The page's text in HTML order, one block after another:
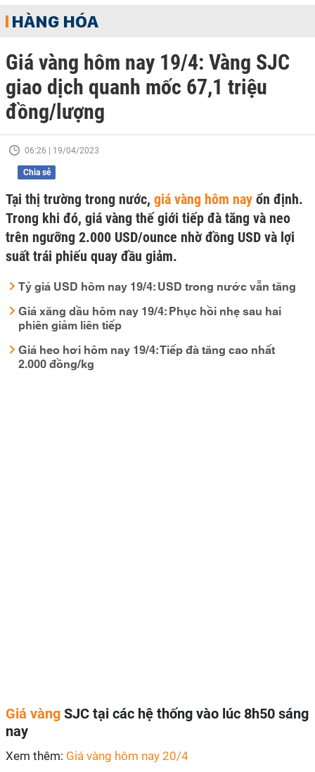
HÀNG HÓA
Giá vàng hôm nay 19/4: Vàng SJC
giao dịch quanh mốc 67,1 triệu
đồng/lượng
06:26 | 19/04/2023
Chia sẻ
Tại thị trường trong nước, giá vàng hôm nay ổn định.
Trong khi đó, giá vàng thế giới tiếp đà tăng và neo
trên ngưỡng 2.000 USD/ounce nhờ đồng USD và lợi
suất trái phiếu quay đầu giảm.
Tỷ giá USD hôm nay 19/4: USD trong nước vẫn tăng
Giá xăng dầu hôm nay 19/4: Phục hồi nhẹ sau hai
phiên giảm liên tiếp
Giá heo hơi hôm nay 19/4: Tiếp đà tăng cao nhất
2.000 đồng/kg
Giá vàng SJC tại các hệ thống vào lúc 8h50 sáng
nay
Xem thêm: Giá vàng hôm nay 20/4